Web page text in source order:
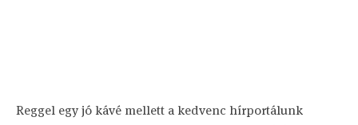
Reggel egy jó kávé mellett a kedvenc hírportálunk